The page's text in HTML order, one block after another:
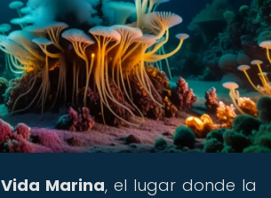
Vida Marina, el lugar donde la